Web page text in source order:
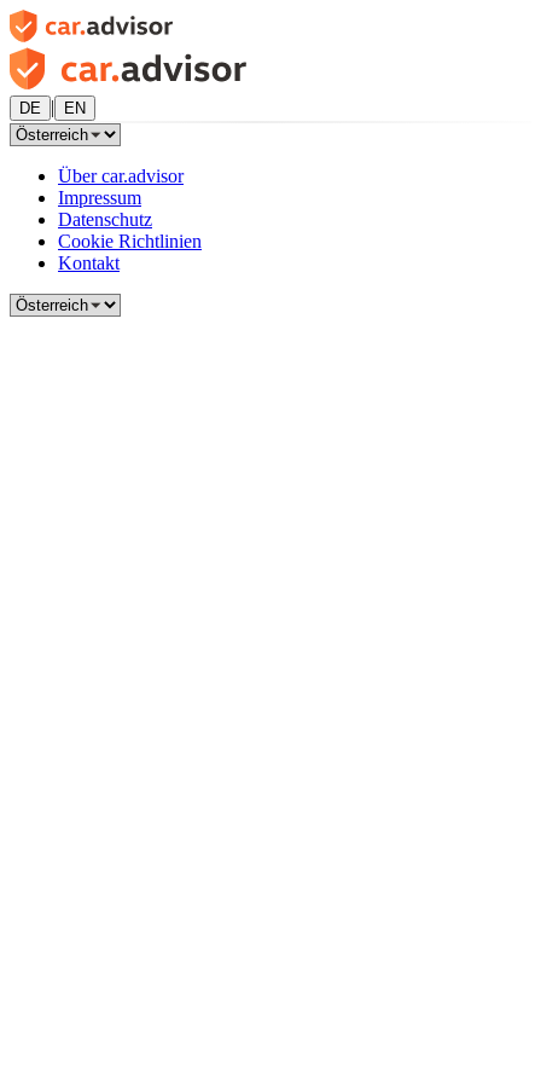
DE | EN
Über car.advisor
Impressum
Datenschutz
Cookie Richtlinien
Kontakt